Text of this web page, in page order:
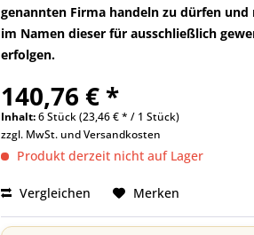
genannten Firma handeln zu dürfen und
im Namen dieser für ausschließlich
erfolgen.
140,76 € *
Inhalt:6 Stück (23,46 € * / 1 Stück)
zzgl. MwSt. undVersandkosten
Produkt derzeit nicht auf Lager
Vergleichen Merken